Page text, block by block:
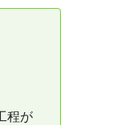
程が